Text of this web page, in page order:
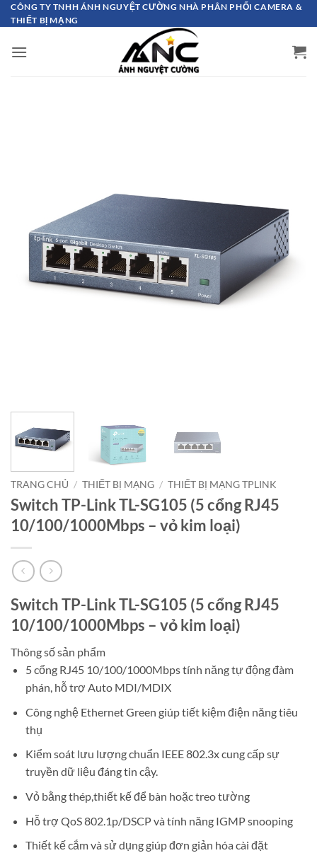
Bỏ
qua
dung
CÔNG TY TNHH ÁNH NGUYỆT CƯỜNG NHÀ PHÂN PHỐI CAMERA &
THIẾT BỊ MẠNG
TRANG CHỦ / THIẾT BỊ MẠNG / THIẾT BỊ MẠNG TPLINK
Switch TP-Link TL-SG105 (5 cổng RJ45
10/100/1000Mbps – vỏ kim loại)
Switch TP-Link TL-SG105 (5 cổng RJ45
10/100/1000Mbps – vỏ kim loại)
Thông số sản phẩm
5 cổng RJ45 10/100/1000Mbps tính năng tự động đàm
phán, hỗ trợ Auto MDI/MDIX
Công nghệ Ethernet Green giúp tiết kiệm điện năng tiêu
thụ
Kiểm soát lưu lượng chuẩn IEEE 802.3x cung cấp sự
truyền dữ liệu đáng tin cậy.
Vỏ bằng thép,thiết kế để bàn hoặc treo tường
Hỗ trợ QoS 802.1p/DSCP và tính năng IGMP snooping
Thiết kế cắm và sử dụng giúp đơn giản hóa cài đặt